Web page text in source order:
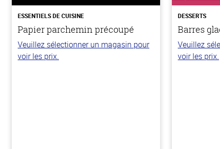
ESSENTIELS DE CUISINE
Papier parchemin précoupé
Veuillez sélectionner un magasin pour
voir les prix.
DESSERTS
Barres
Veuillez
voir les prix.